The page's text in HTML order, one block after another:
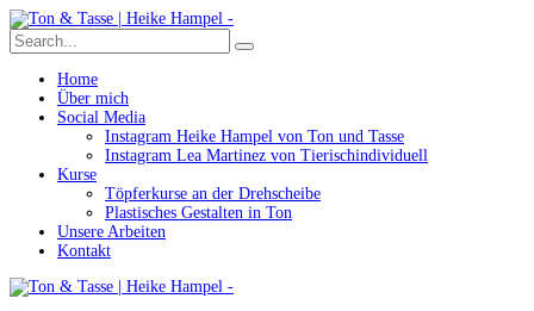
Home
Über mich
Social Media
Instagram Heike Hampel von Ton und Tasse
Instagram Lea Martinez von Tierischindividuell
Kurse
Töpferkurse an der Drehscheibe
Plastisches Gestalten in Ton
Unsere Arbeiten
Kontakt